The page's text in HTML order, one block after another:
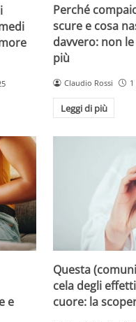
Perché
scure e cosa
davvero: non
più
Claudio Rossi
Leggi di più
e
Questa
cela degli
cuore: la